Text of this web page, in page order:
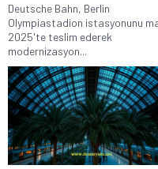
Deutsche Bahn, Berlin
Olympiastadion istasyonunu
2025'te teslim ederek
modernizasyon...